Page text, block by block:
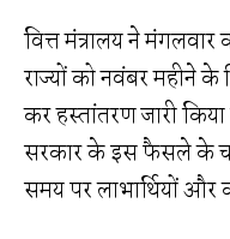
वित्त मंत्रालय ने
राज्यों को नवंबर महीने
कर हस्तांतरण जारी
सरकार के इस फैसले के
समय पर लाभार्थियों और